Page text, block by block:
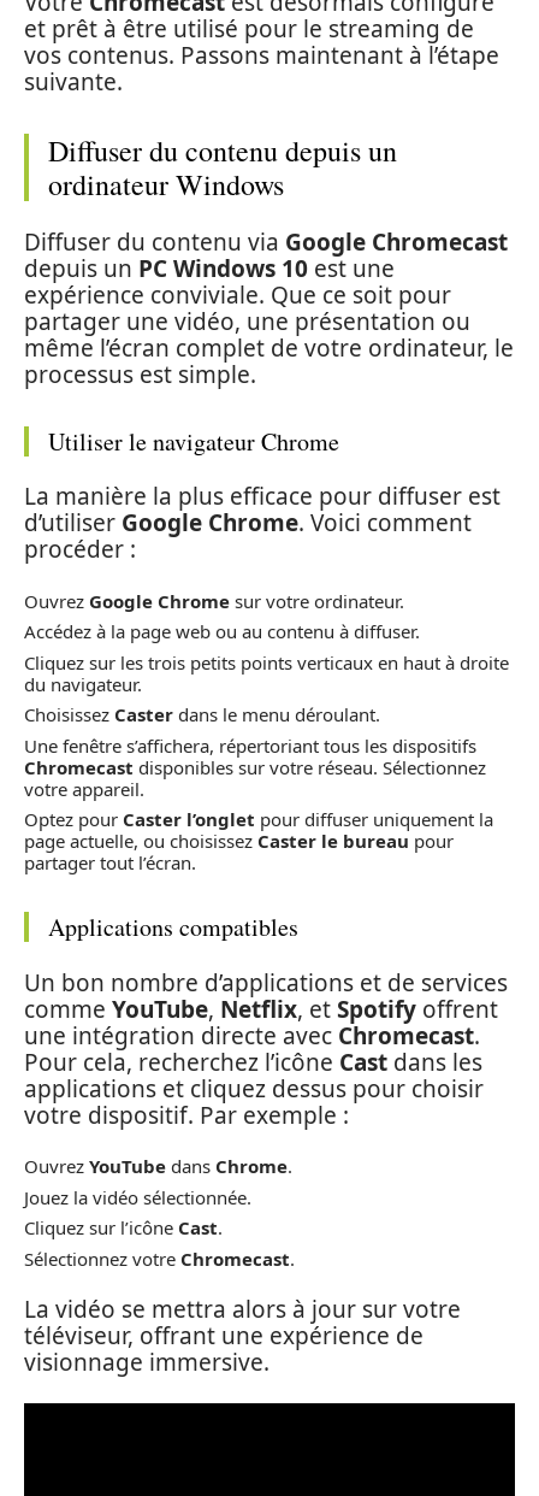
et prêt à être utilisé pour le streaming de
vos contenus. Passons maintenant à l’étape
suivante.
Diffuser du contenu depuis un
ordinateur Windows
Diffuser du contenu via Google Chromecast
depuis un PC Windows 10 est une
expérience conviviale. Que ce soit pour
partager une vidéo, une présentation ou
même l’écran complet de votre ordinateur, le
processus est simple.
Utiliser le navigateur Chrome
La manière la plus efficace pour diffuser est
d’utiliser Google Chrome. Voici comment
procéder :
Ouvrez Google Chrome sur votre ordinateur.
Accédez à la page web ou au contenu à diffuser.
Cliquez sur les trois petits points verticaux en haut à droite
du navigateur.
Choisissez Caster dans le menu déroulant.
Une fenêtre s’affichera, répertoriant tous les dispositifs
Chromecast disponibles sur votre réseau. Sélectionnez
votre appareil.
Optez pour Caster l’onglet pour diffuser uniquement la
page actuelle, ou choisissez Caster le bureau pour
partager tout l’écran.
Applications compatibles
Un bon nombre d’applications et de services
comme YouTube, Netflix, etSpotify offrent
une intégration directe avec Chromecast.
Pour cela, recherchez l’icône Cast dans les
applications et cliquez dessus pour choisir
votre dispositif. Par exemple :
Ouvrez YouTube dans Chrome.
Jouez la vidéo sélectionnée.
Cliquez sur l’icône Cast.
Sélectionnez votre Chromecast.
La vidéo se mettra alors à jour sur votre
téléviseur, offrant une expérience de
visionnage immersive.